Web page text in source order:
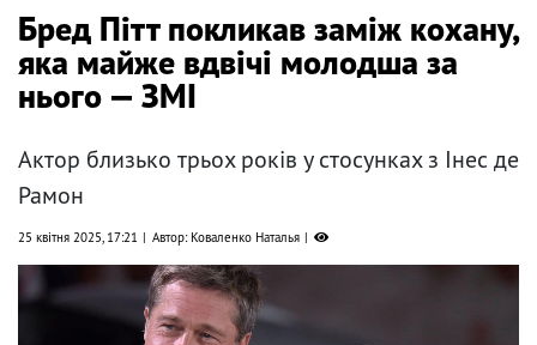
Бред Пітт покликав заміж кохану,
яка майже вдвічі молодша за
нього — ЗМІ
Актор близько трьох років у стосунках з Інес де
Рамон
25 квітня 2025, 17:21 Автор: Коваленко Наталья